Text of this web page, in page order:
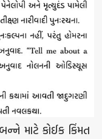
માટે કોઈક કિંમત